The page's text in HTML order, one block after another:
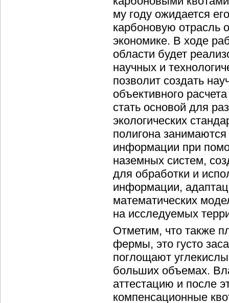
му году ожидается
карбоновую отрасль
экономике. В ходе
области будет
научных и
позволит создать
объективного
стать основой для
экологических
полигона
информации при
наземных систем,
для обработки и
информации,
математических
на исследуемых
Отметим, что также
фермы, это густо
поглощают
больших объемах.
аттестацию и после
компенсационные